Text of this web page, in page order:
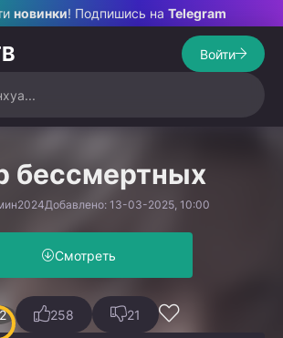
новинки! Подпишись на Telegram
Войти
бессмертных
2024Добавлено: 13-03-2025, 10:00
Смотреть
258 21